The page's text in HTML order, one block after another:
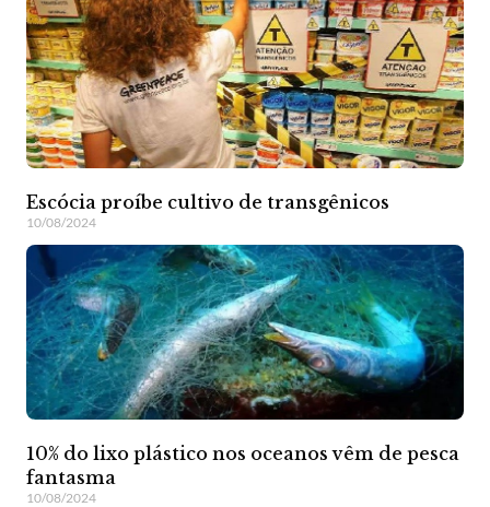
Escócia proíbe cultivo de transgênicos
10/08/2024
10% do lixo plástico nos oceanos vêm de pesca
fantasma
10/08/2024